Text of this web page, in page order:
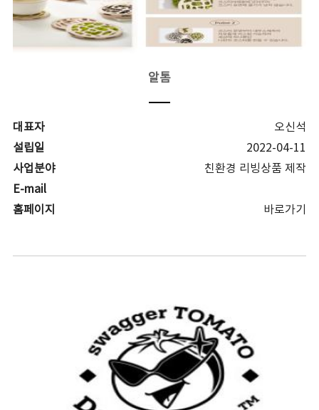
알톰
대표자
오신석
설립일
2022-04-11
사업분야
친환경 리빙상품 제작
E-mail
홈페이지
바로가기